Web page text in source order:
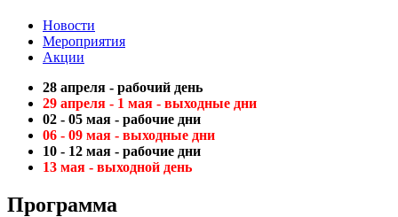
Новости
Мероприятия
Акции
28 апреля - рабочий день
29 апреля - 1 мая - выходные дни
02 - 05 мая - рабочие дни
06 - 09 мая - выходные дни
10 - 12 мая - рабочие дни
13 мая - выходной день
Программа